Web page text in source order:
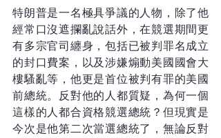
特朗普是一名極具爭議的人物，除了他
經常口沒遮攔亂說話外，在競選期間更
有多宗官司纏身，包括已被判罪名成立
的封口費案，以及涉嫌煽動美國國會大
樓騷亂等，他更是首位被判有罪的美國
前總統。反對他的人都質疑，為何一個
這樣的人都合資格競選總統？但現實是
今次是他第二次當選總統了，無論反對